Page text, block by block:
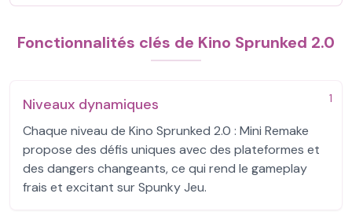
Fonctionnalités clés de Kino Sprunked 2.0
1
Niveaux dynamiques
Chaque niveau de Kino Sprunked 2.0 : Mini Remake
propose des défis uniques avec des plateformes et
des dangers changeants, ce qui rend le gameplay
frais et excitant sur Spunky Jeu.